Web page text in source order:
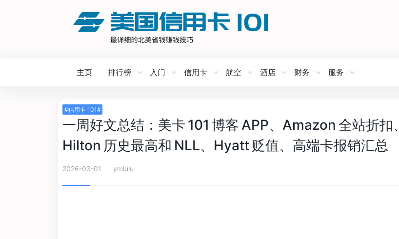
主页 排行榜 入门 信用卡 航空 酒店 财务 服务
#信用卡 101#
一周好文总结：美卡 101 博客 APP、Amazon 全站折扣、
Hilton 历史最高和 NLL、Hyatt 贬值、高端卡报销汇总
2026-03-01 ymlulu